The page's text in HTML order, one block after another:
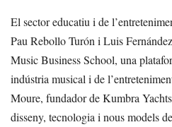
El sector educatiu i de
Pau Rebollo Turón i Luis
Music Business School, una
indústria musical i de
Moure, fundador de Kumbra
disseny, tecnologia i nous models